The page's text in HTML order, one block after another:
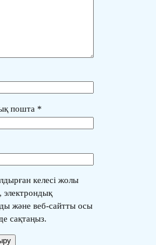
пошта *
келесі жолы
және веб-сайтты осы
сақтаңыз.